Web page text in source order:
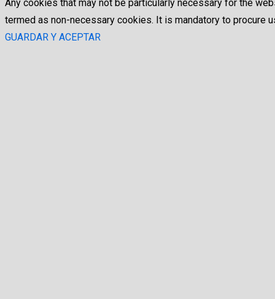
Any cookies that may not be particularly necessary for the
termed as non-necessary cookies. It is mandatory to procure
GUARDAR Y ACEPTAR